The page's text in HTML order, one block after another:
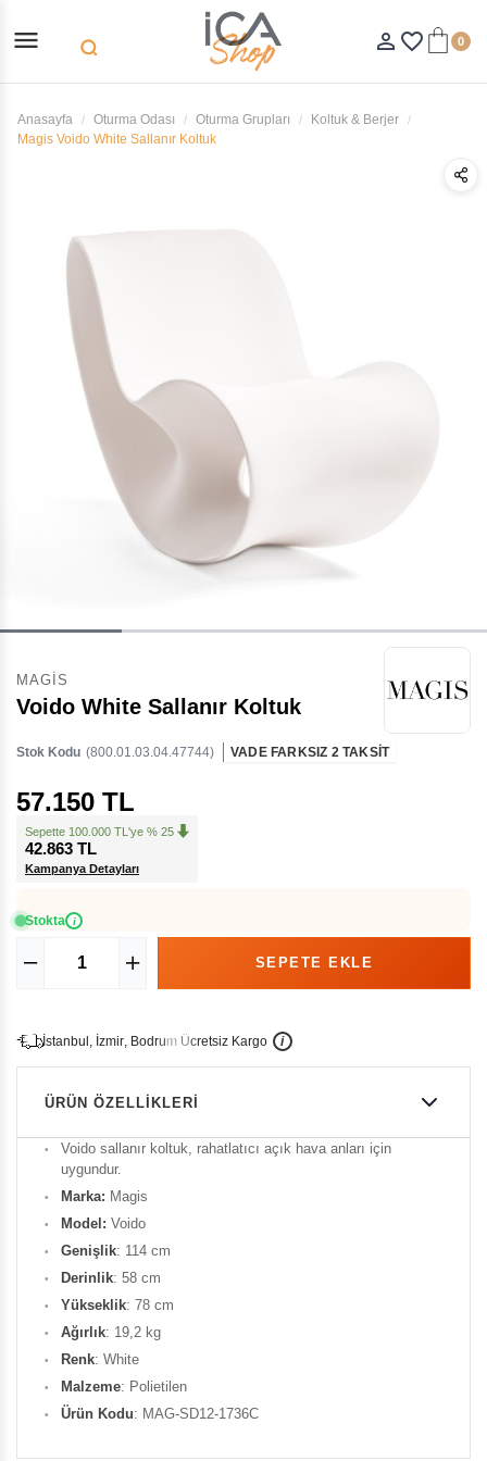
menu search person_outline favorite_border 0
Anasayfa Oturma Odası Oturma Grupları
Koltuk & Berjer
Magis Voido White Sallanır Koltuk
MAGIS
Voido White Sallanır Koltuk
Stok Kodu (800.01.03.04.47744) VADE FARKSIZ 2 TAKSİT
57.150 TL
Sepette 100.000 TL'ye % 25
42.863 TL
Kampanya Detayları
Stokta i
İstanbu , İzmir, Bodrum Ücretsiz Kargo i
ÜRÜN ÖZELLIKLERI
Voido sallanır koltuk, rahatlatıcı açık hava anları için
uygundur.
Marka: Magis
Model: Voido
Genişlik: 114 cm
Derinlik: 58 cm
Yükseklik: 78 cm
Ağırlık: 19,2 kg
Renk: White
Malzeme: Polietilen
Ürün Kodu: MAG-SD12-1736C